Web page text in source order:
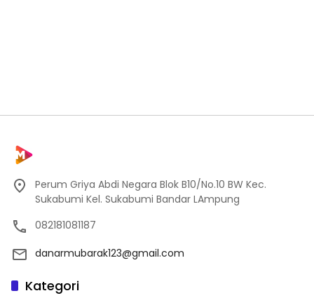
Perum Griya Abdi Negara Blok B10/No.10 BW Kec.
Sukabumi Kel. Sukabumi Bandar LAmpung
082181081187
danarmubarak123@gmail.com
Kategori